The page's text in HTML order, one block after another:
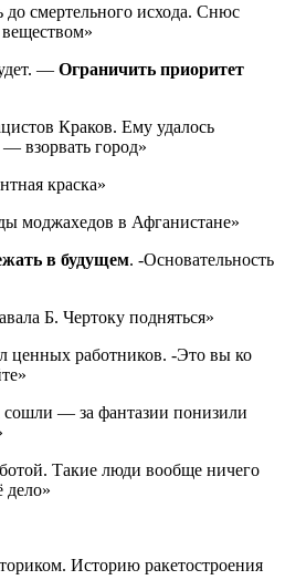
смертельного исхода. Снюс
— Ограничить приоритет
Краков. Ему удалось
взорвать город»
краска»
моджахедов в Афганистане»
в будущем. -Основательность
Б. Чертоку подняться»
ценных работников. -Это вы ко
— за фантазии понизили
Такие люди вообще ничего
дело»
Историю ракетостроения